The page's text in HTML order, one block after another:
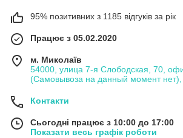
95% позитивних з 1185 відгуків за рік
Працює з 05.02.2020
м. Миколаїв
54000, улица 7-я Слободская, 70,
(Самовывоза на данный момент нет),
Контакти
Сьогодні працює з 10:00 до 17:00
Показати весь графік роботи